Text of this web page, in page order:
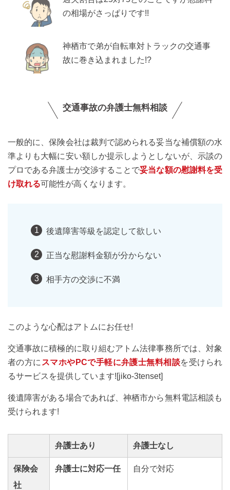
の相場がさっぱりです!!
神栖市で弟が自転車対トラックの交通事
故に巻き込まれました!?
交通事故の弁護士無料相談
一般的に、保険会社は裁判で認められる妥当な補償額の水
準よりも大幅に安い額しか提示しようとしないが、示談の
プロである弁護士が交渉することで妥当な額の慰謝料を受
け取れる可能性が高くなります。
後遺障害等級を認定して欲しい
正当な慰謝料金額が分からない
相手方の交渉に不満
このような心配はアトムにお任せ!
交通事故に積極的に取り組むアトム法律事務所では、対象
者の方に スマホやPCで手軽に弁護士無料相談を受けられ
るサービスを提供しています![jiko-3tenset]
後遺障害がある場合であれば、神栖市から無料電話相談も
受けられます!
弁護士あり 弁護士なし
保険会
社
弁護士に対応一任 自分で対応